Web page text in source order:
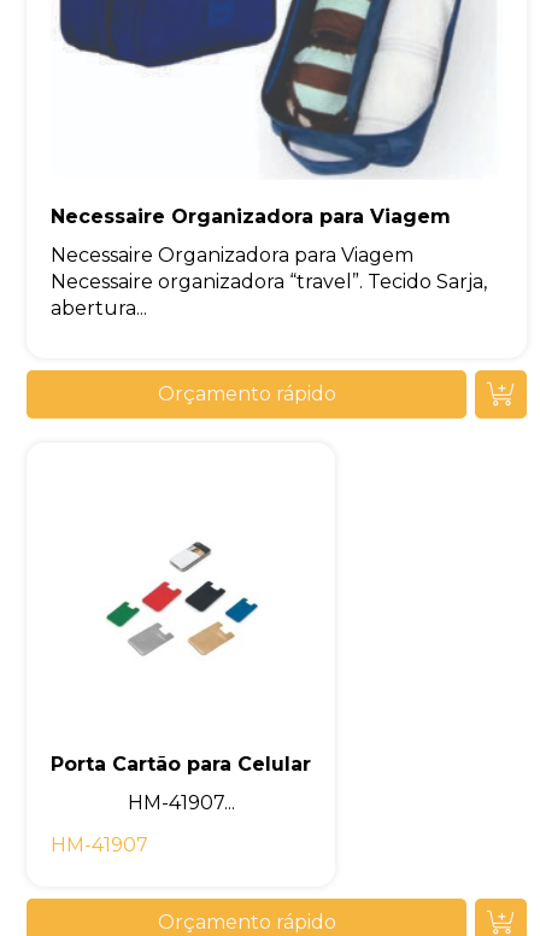
Necessaire Organizadora para Viagem
Necessaire Organizadora para Viagem
Necessaire organizadora “travel”. Tecido Sarja,
abertura...
Orçamento rápido
Porta Cartão para Celular
HM-41907...
HM-41907
Orçamento rápido